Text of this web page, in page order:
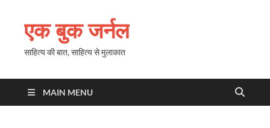
एक बुक जर्नल
साहित्य की बात, साहित्य से मुलाकात
MAIN MENU